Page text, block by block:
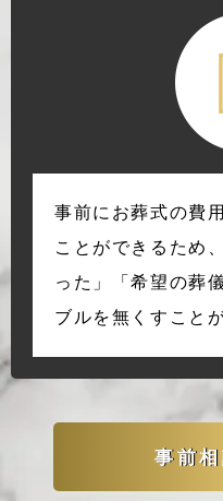
事前にお葬式の費
ことができるため
った」「希望の葬
ブルを無くすこと
事前